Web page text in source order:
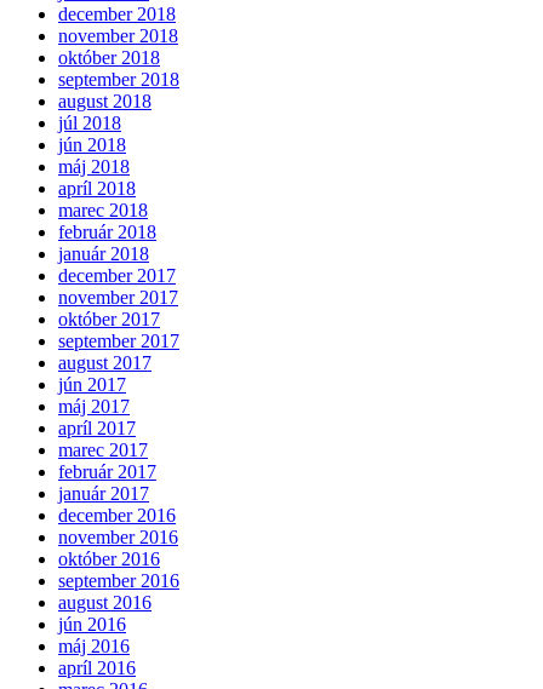
december 2018
november 2018
október 2018
september 2018
august 2018
júl 2018
jún 2018
máj 2018
apríl 2018
marec 2018
február 2018
január 2018
december 2017
november 2017
október 2017
september 2017
august 2017
jún 2017
máj 2017
apríl 2017
marec 2017
február 2017
január 2017
december 2016
november 2016
október 2016
september 2016
august 2016
jún 2016
máj 2016
apríl 2016